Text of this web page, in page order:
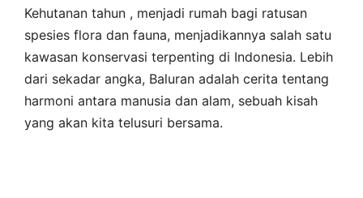
Kehutanan tahun , menjadi rumah bagi ratusan
spesies flora dan fauna, menjadikannya salah satu
kawasan konservasi terpenting di Indonesia. Lebih
dari sekadar angka, Baluran adalah cerita tentang
harmoni antara manusia dan alam, sebuah kisah
yang akan kita telusuri bersama.